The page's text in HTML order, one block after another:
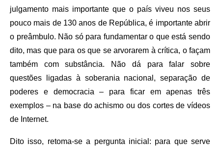
julgamento mais importante que o país viveu nos seus
pouco mais de 130 anos de República, é importante abrir
o preâmbulo. Não só para fundamentar o que está sendo
dito, mas que para os que se arvorarem à crítica, o façam
também com substância. Não dá para falar sobre
questões ligadas à soberania nacional, separação de
poderes e democracia – para ficar em apenas três
exemplos – na base do achismo ou dos cortes de vídeos
de Internet.
Dito isso, retoma-se a pergunta inicial: para que serve